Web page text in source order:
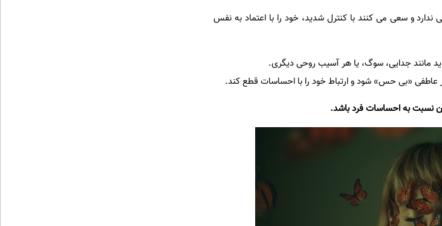
و سعی می کنند با کنترل شدید، خود را با اعتماد به نفس
مانند جدایی، سوگ، یا هر آسیب روحی دیگری.
عاطفی «بی حس» شود و ارتباط خود را با احساسات قطع کند.
نسبت به احساسات فرد باشد.